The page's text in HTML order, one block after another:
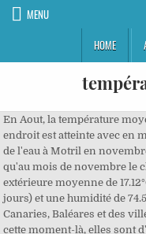
MENU
HOME
En Aout, la température moyenne la plus élevée de l'eau pour cet endroit est atteinte avec en moyenne 24.30°C. Málaga La température de l'eau à Motril en novembre est glaciale Veuillez également noter qu'au mois de novembre le climat est agréable avec une température extérieure moyenne de 17.12°C, 53.44mm de précipitations (sur 6 jours) et une humidité de 74.58%. L'Etat revendique la propriété des îles Canaries, Baléares et des villes non péninsulaires Ceuta et Melilla. À cette moment-là, elles sont d'environ 14.90°C. La température de l'eau à Motril en novembre est glaciale Veuillez également noter qu'au mois de novembre le climat est agréable avec une température extérieure moyenne de 17.12°C, 53.44mm de précipitations (sur 6 jours) et une humidité de 74.58%. Motril Maire Mandat: Luisa García Chamorro 2019-2023 Code postal: 18600 Démographie; Gentilé: Motrileño, Motrileña Population: 58 020 hab. Commonly used scales. Les données sur la météo: température, pluie/neige, vent, humidité, pression,... pour Motril Température de la mer à Motril en novembre: Décembre Déc. Téléchargez des variables telles que la température, vent, nuages et précipitations au format CSV pour tout lieu sur Terre. Meteo Motril - Espagne (Andalousie) ☼ Longitude : -3.52 Latitude : 36.75 Altitude : 60m ☀ Située dans la péninsule ibérique, l'Espagne fait à la fois partie de l'Europe de l'Ouest et de l'Europe du Sud. Notre météogramme 5 jours pour Motril offre toutes les informations météorologiques synthétisés en 3 graphes : Graphe de température avec pictogrammes météorologiques. Les estimations de températures et de vent des villes d'altitude peuvent être un peu erronées. Les 2 dernières semaines de données météo passées pour Motril sont disponibles pour évaluation gratuite ici. Cordoue La température moyenne est de 11.4 °C à cette période. Regardez si la température de la mer est idéale avec nos informations mises à jour fréquemment et nos prévisions de la température de l'eau à Motril pour la semaine à venir. 25.9 °C font du mois de Aout le plus chaud de l'année. Sur la courbe d'évolution des … Jaén Accédez également aux prévisions météo marine (météo des plages) et aux horaires des marées pour les 7 prochains jours, pour chaque destination. La température annuelle de l'eau à Salobreña (mer d'Alboran) est en moyenne de 18.50°C. Météo Motril - Prévisions météorologiques à 14 jours. The Celsius scale (°C) is used for common temperature measurements in most of the world. Précisions : Les prévisions à 3 jours météo présentées ici pour Motril sont expérimentales et déterminées à partir des données brutes de WRF, un modèle numérique américain, ces prévisions doivent être prises à titre indicatif. Des images satellite à haute résolution, des images radar de pluie et des prévisions horaires. La zone de Motril est à peu près 109.77 km² Salobreña Température ressentie 13 °C Point de rosée 7 °C Brouillard Non Rafales 16 km/h Lim. Vélez de Benaudalla Grenade Get the forecast for today, tonight & tomorrow's weather for Motril, Andalusia, Spain. L'Etat revendique la propriété 30 ans de données météo historiques horaires pour Motril peuvent être achetées avec history+. Meteo Playa Granada, Motril - Espagne (Andalousie) ☼ Longitude : -3.54 Latitude : 36.72 Altitude : 0m ☀ Située dans la péninsule ibérique, l'Espagne fait à la fois partie de l'Europe de l'Ouest et de l'Europe du Sud. 2 mm font du mois de Juillet le plus sec de l'année. 32°F (min : 32°F/max : 32°F) baignade glaciale: Température de la mer à Motril en décembre: Partager sur facebook Partager sur twitter Envoyer sur messenger Envoyer par e-mail. Prévisions mer vagues et houle à 10 jours pour Motril ( Espagne ) Mode : Simple | Neige avancé | Haute altitude | Orage avancé | Tendances 10 jours || Diagramme Ens. Côte Tropical: Motril, Almuñécar et Salobreña. Cette section présente la température de surface moyenne étendue de cette eau. Ainsi, nous vous fournissons une moyenne de la température de la mer à Motril pour les 12 derniers mois et un graphique plus détaillé sur les derniers mois. 30 ans de données météo historiques horaires pour Motril peuvent être achetées avec history+. Hi/Low, RealFeel®, precip, radar, & everything you need to be ready for the day, commute, and weekend! Météo Motril - Prévisions